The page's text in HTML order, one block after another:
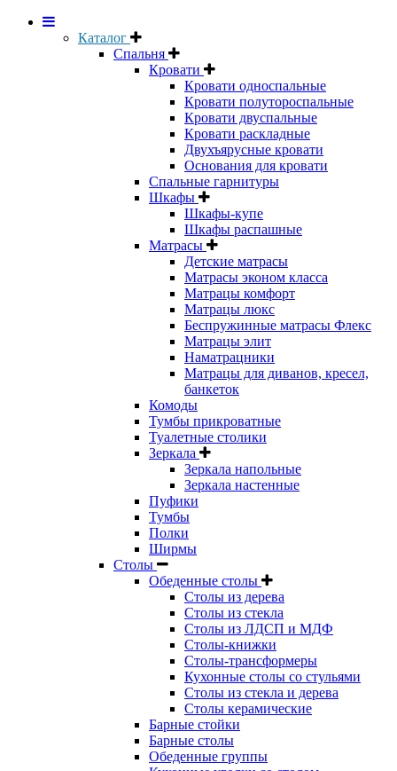
Каталог
Спальня
Кровати
Кровати односпальные
Кровати полутороспальные
Кровати двуспальные
Кровати раскладные
Двухъярусные кровати
Основания для кровати
Спальные гарнитуры
Шкафы
Шкафы-купе
Шкафы распашные
Матрасы
Детские матрасы
Матрасы эконом класса
Матрацы комфорт
Матрацы люкс
Беспружинные матрасы Флекс
Матрацы элит
Наматрацники
Матрацы для диванов, кресел,
банкеток
Комоды
Тумбы прикроватные
Туалетные столики
Зеркала
Зеркала напольные
Зеркала настенные
Пуфики
Тумбы
Полки
Ширмы
Столы
Обеденные столы
Столы из дерева
Столы из стекла
Столы из ЛДСП и МДФ
Столы-книжки
Столы-трансформеры
Кухонные столы со стульями
Столы из стекла и дерева
Столы керамические
Барные стойки
Барные столы
Обеденные группы